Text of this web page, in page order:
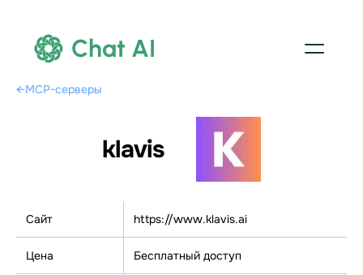
Chat AI
←MCP-серверы
klavis
Сайт https://www.klavis.ai
Цена Бесплатный доступ